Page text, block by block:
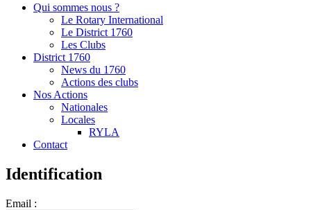
Qui sommes nous ?
Le Rotary International
Le District 1760
Les Clubs
District 1760
News du 1760
Actions des clubs
Nos Actions
Nationales
Locales
RYLA
Contact
Identification
Email :